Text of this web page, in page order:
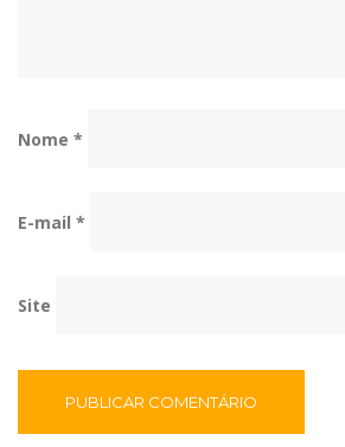
Nome *
E-mail *
Site